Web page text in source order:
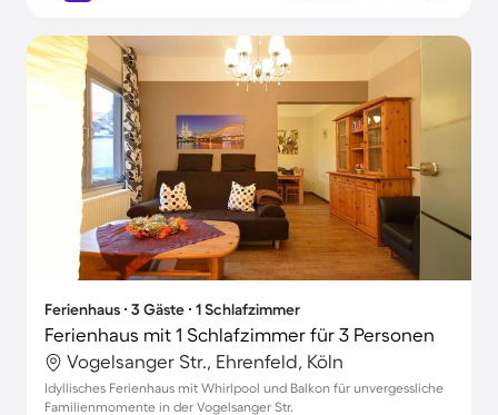
Ferienhaus ∙ 3 Gäste ∙ 1 Schlafzimmer
Ferienhaus mit 1 Schlafzimmer für 3 Personen
Vogelsanger Str., Ehrenfeld, Köln
Idyllisches Ferienhaus mit Whirlpool und Balkon für unvergessliche
Familienmomente in der Vogelsanger Str.